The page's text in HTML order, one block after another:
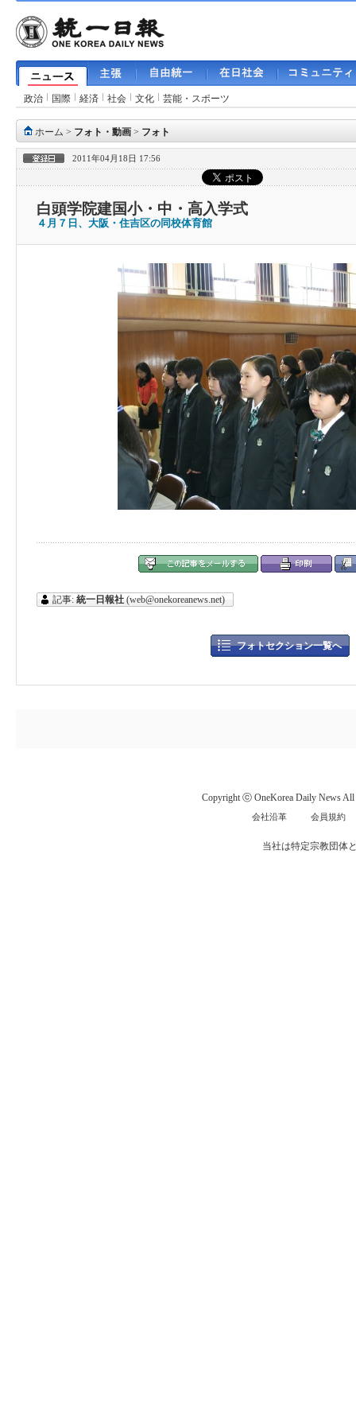
政治 国際 経済 社会 文化 芸能・スポーツ
ホーム > フォト・動画 > フォト
2011年04月18日 17:56
白頭学院建国小・中・高入学式
４月７日、大阪・住吉区の同校体育館
記事: 統一日報社 (web@onekoreanews.net)
フォトセクション一覧へ
Copyright ⓒ OneKorea Daily News All
会社沿革 会員規約
当社は特定宗教団体